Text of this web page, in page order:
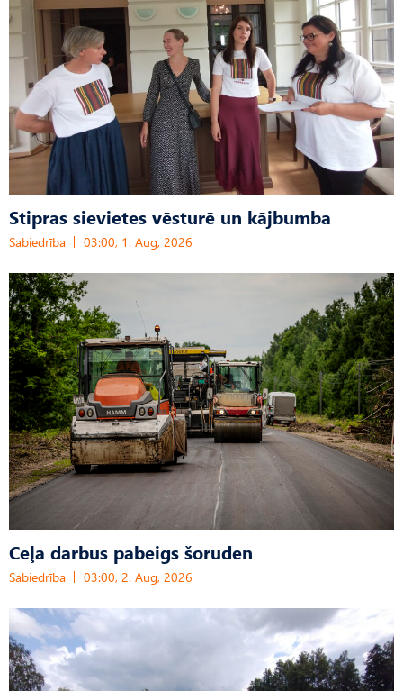
Stipras sievietes vēsturē un kājbumba
Sabiedrība 03:00, 1. Aug, 2026
Ceļa darbus pabeigs šoruden
Sabiedrība 03:00, 2. Aug, 2026